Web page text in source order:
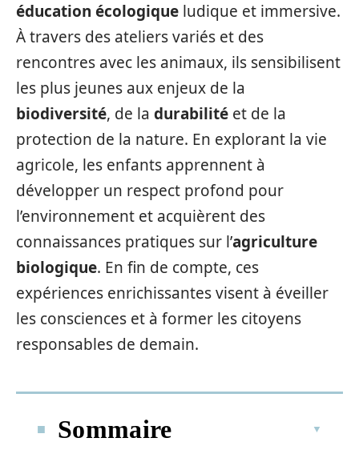
éducation écologique ludique et immersive.
À travers des ateliers variés et des
rencontres avec les animaux, ils sensibilisent
les plus jeunes aux enjeux de la
biodiversité, de la durabilité et de la
protection de la nature. En explorant la vie
agricole, les enfants apprennent à
développer un respect profond pour
l’environnement et acquièrent des
connaissances pratiques sur l’agriculture
biologique. En fin de compte, ces
expériences enrichissantes visent à éveiller
les consciences et à former les citoyens
responsables de demain.
Sommaire